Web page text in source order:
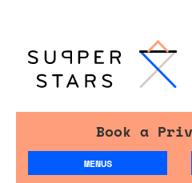
Book a
MENUS